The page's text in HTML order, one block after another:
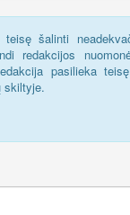
šalinti
redakcijos
pasilieka
skiltyje.